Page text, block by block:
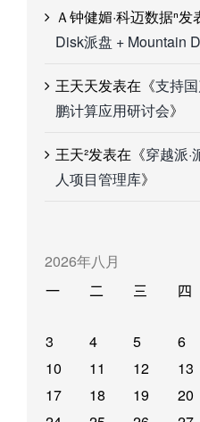
Ａ钟健媚·科迈数据ⁿ发
Disk派盘 + Mountain
王天天发表在《支持
鹏计算应用研讨会》
王天²发表在《穿越派·
人项目管理库》
2026年八月
一 二 三 四
3
4 5 6
10
11 12 13
17
18 19 20